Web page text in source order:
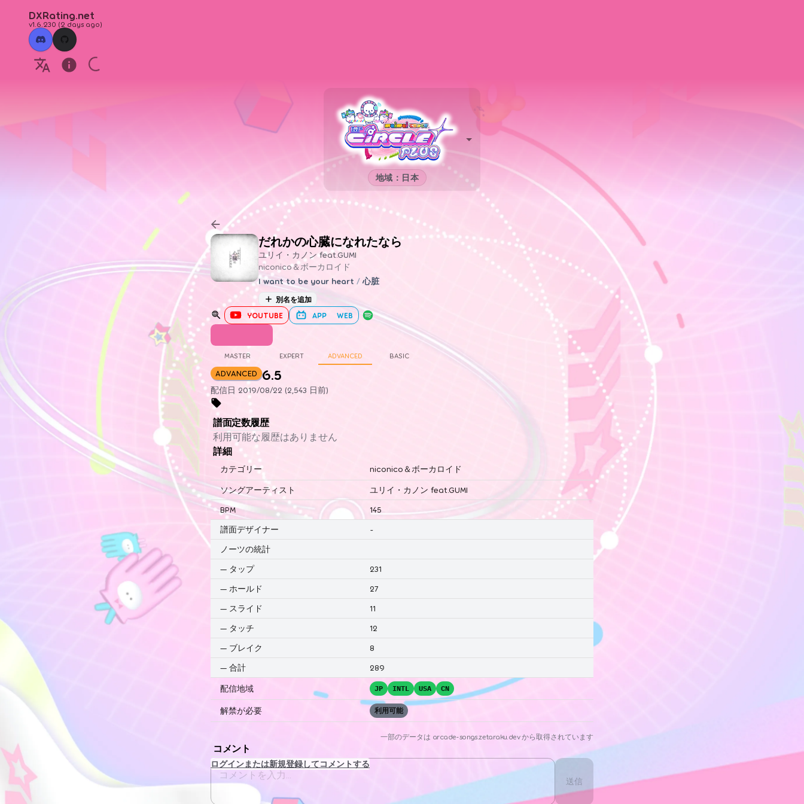
DXRating.net
v1.6.230 (2 days ago)
地域：日本
だれかの心臓になれたなら
ユリイ・カノン feat.GUMI
niconico＆ボーカロイド
I want to be your heart / 心脏
別名を追加
YOUTUBE APP WEB
MASTER EXPERT ADVANCED BASIC
ADVANCED 6.5
配信日 2019/08/22 (2,543 日前)
譜面定数履歴
利用可能な履歴はありません
詳細
カテゴリー niconico＆ボーカロイド
ソングアーティスト
ユリイ・カノン feat.GUMI
BPM
145
譜面デザイナー
-
ノーツの統計
— タップ
231
— ホールド
27
— スライド
11
— タッチ
12
— ブレイク
8
— 合計 289
配信地域 JP INTL USA CN
解禁が必要 利用可能
一部のデータは arcade-songs.zetaraku.devから取得されています
コメント
送信
ログインまたは新規登録してコメントする